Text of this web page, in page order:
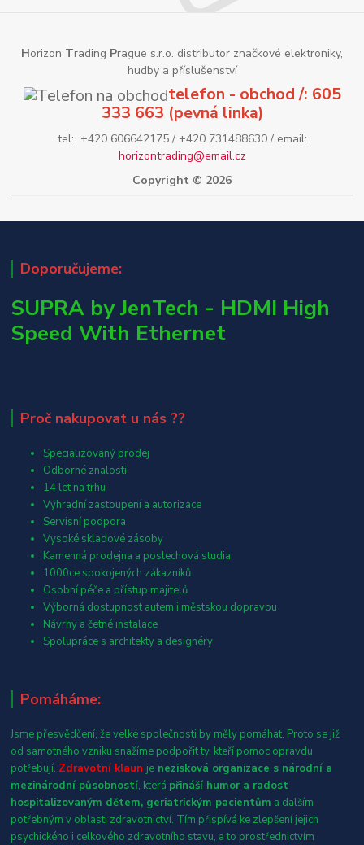
Horizon Trading Prague s.r.o. distributor značkové elektroniky,
hudby a příslušenství
telefon - obchod /: 605
333 663 (pevná linka)
tel: +420 606642175 / +420 731488630 / email:
horizontrading@email.cz
Copyright © 2026
Doporučujeme:
SUPRA by JenTech - HDMI High
Speed With Ethernet
Proč nakupovat u nás ??
Specializovaný prodej
Odborné znalosti
14 let na trhu
Výhradní zastoupení a autorizace
Servisní podpora
Vysoké skladové zásoby
Kamenná prodejna a poslechová studia
1000ce spokojených zákazníků
Osobní péče a přístup majitelů
Výborná dostupnost autem i městskou dopravou
Návrhy a četné instalace
Spolupráce s architekty a designéry
Pomáháme:
Jsme přesvědčení, že velké společnosti by měly pomáhat. Proto se již
od samotného vzniku snažíme podpořit ty, kteří pomoc opravdu
potřebují. Zdravotní klaun je nezisková organizace s národní a
mezinárodní působností, která přináší humor a radost
hospitalizovaným dětem, geriatrickým pacientům a dalším
potřebným v oblasti zdravotnictví. Tím přispívá ke zlepšení jejich
psychického i celkového zdravotního stavu, a to prostřednictvím